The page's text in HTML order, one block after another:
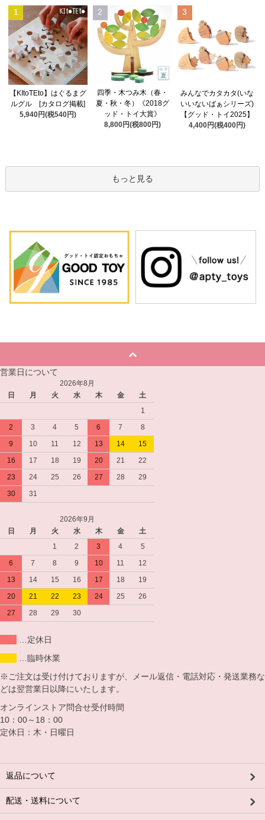
1
【KItoTEto】はぐるまグ
ルグル [カタログ掲載]
5,940円(税540円)
2
四季・木つみ木（春・
夏・秋・冬）《2018グ
ッド・トイ大賞》
8,800円(税800円)
3
みんなでカタカタ(いな
いいないばぁシリーズ)
【グッド・トイ2025】
4,400円(税400円)
もっと見る
営業日について
2026年8月
日
月 火 水 木 金
土
1
2
3 4 5 6 7
8
9
10 11 12 13 14
15
16
17 18 19 20 21
22
23
24 25 26 27 28
29
30
31
2026年9月
日
月 火 水 木 金
土
1
2 3 4
5
6
7 8 9 10 11
12
13
14 15 16 17 18
19
20
21 22 23 24 25
26
27
28 29 30
…定休日
…臨時休業
※ご注文は受け付けておりますが、メール返信・電話対応・発送業務な
どは翌営業日以降にいたします。
オンラインストア問合せ受付時間
10：00～18：00
定休日：木・日曜日
返品について
配送・送料について